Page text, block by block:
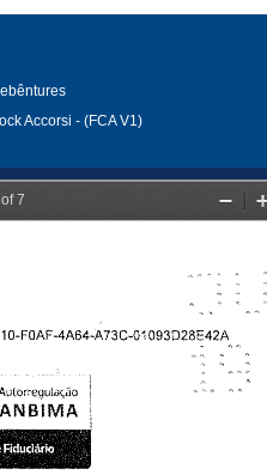
Accorsi - (FCA V1)